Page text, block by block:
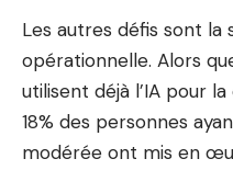
Les autres défis sont
opérationnelle. Alors
utilisent déjà l’IA pour
18% des personnes
modérée ont mis en